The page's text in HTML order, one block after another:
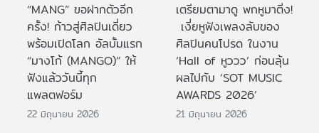
“MANG” ขอฝากตัวอีก
ครั้ง! ก้าวสู่ศิลปินเดี่ยว
พร้อมเปิดโลก อัลบั้มแรก
“มางโก้ (MANGO)” ให้
ฟังแล้ววันนี้ทุก
แพลตฟอร์ม
22 มิถุนายน 2026
เตรียมตามาดู พกหูมาติ่ง!
เงี่ยหูฟังเพลงลับของ
ศิลปินคนโปรด ในงาน
‘Hall of หูววว’ ก่อนลุ้น
ผลไปกับ ‘SOT MUSIC
AWARDS 2026’
21 มิถุนายน 2026